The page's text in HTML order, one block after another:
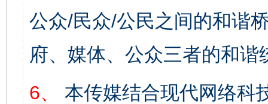
公众/民众/公民之间的和谐
府、媒体、公众三者的和谐
6、
本传媒结合现代网络科